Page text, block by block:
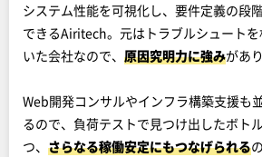
システム性能を可視化し、要件定義の段
できるAiritech。元はトラブルシュート
いた会社なので、 原因究明力に強みがあ
Web開発コンサルやインフラ構築支援も
るので、負荷テストで見つけ出したボト
つ、 さらなる稼働安定にもつなげられる